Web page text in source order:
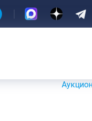
Аукционы